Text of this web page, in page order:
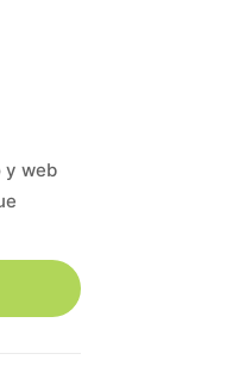
y web